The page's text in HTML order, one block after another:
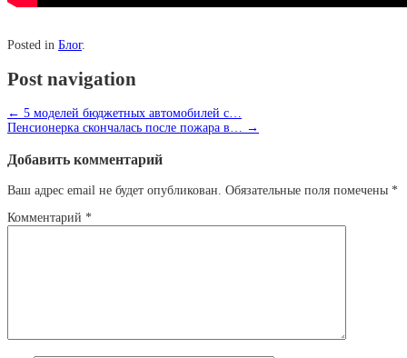
Posted in Блог.
Post navigation
← 5 моделей бюджетных автомобилей с…
Пенсионерка скончалась после пожара в… →
Добавить комментарий
Ваш адрес email не будет опубликован. Обязательные поля помечены *
Комментарий *